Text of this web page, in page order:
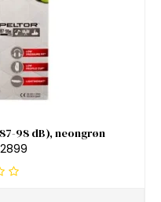
98 dB), neongrøn